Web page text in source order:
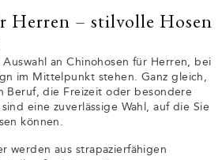
Herren – stilvolle Hosen
an Chinohosen für Herren, bei
im Mittelpunkt stehen. Ganz gleich,
Beruf, die Freizeit oder besondere
eine zuverlässige Wahl, auf die Sie
können.
werden aus strapazierfähigen